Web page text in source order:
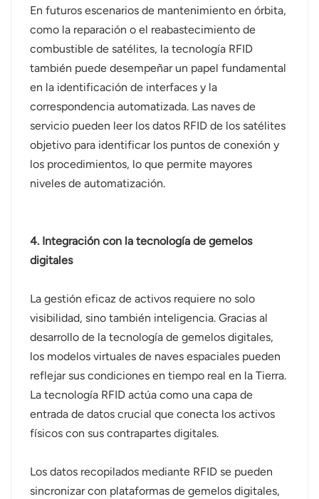
En futuros escenarios de mantenimiento en órbita,
como la reparación o el reabastecimiento de
combustible de satélites, la tecnología RFID
también puede desempeñar un papel fundamental
en la identificación de interfaces y la
correspondencia automatizada. Las naves de
servicio pueden leer los datos RFID de los satélites
objetivo para identificar los puntos de conexión y
los procedimientos, lo que permite mayores
niveles de automatización.
4. Integración con la tecnología de gemelos
digitales
La gestión eficaz de activos requiere no solo
visibilidad, sino también inteligencia. Gracias al
desarrollo de la tecnología de gemelos digitales,
los modelos virtuales de naves espaciales pueden
reflejar sus condiciones en tiempo real en la Tierra.
La tecnología RFID actúa como una capa de
entrada de datos crucial que conecta los activos
físicos con sus contrapartes digitales.
Los datos recopilados mediante RFID se pueden
sincronizar con plataformas de gemelos digitales,